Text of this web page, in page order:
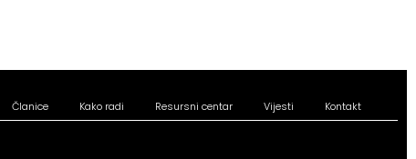
Članice Kako radi Resursni centar Vijesti Kontakt